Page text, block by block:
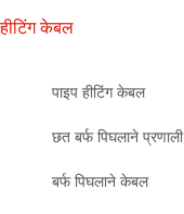
हीटिंग केबल
पाइप हीटिंग केबल
छत बर्फ पिघलाने प्रणाली
बर्फ पिघलाने केबल